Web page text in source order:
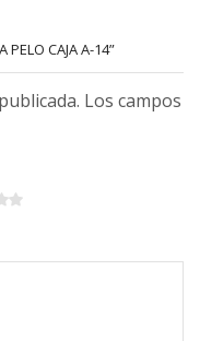
PELO CAJA A-14”
Los campos